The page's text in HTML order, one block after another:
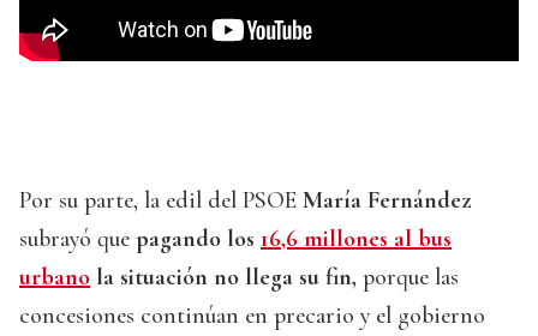
Por su parte, la edil del PSOE María Fernández
subrayó que pagando los 16,6 millones al bus
urbano la situación no llega su fin, porque las
concesiones continúan en precario y el gobierno